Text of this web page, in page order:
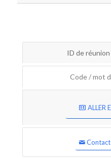
ID de réunion
Code / mot
ALLER